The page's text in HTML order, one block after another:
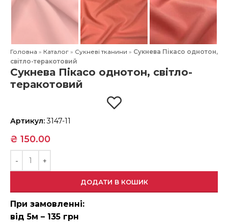
Головна » Каталог » Сукневі тканини » Сукнева Пікасо однотон,
світло-теракотовий
Сукнева Пікасо однотон, світло-
теракотовий
Артикул:3147-11
₴ 150.00
ДОДАТИ В КОШИК
При замовленні:
від 5м – 135 грн